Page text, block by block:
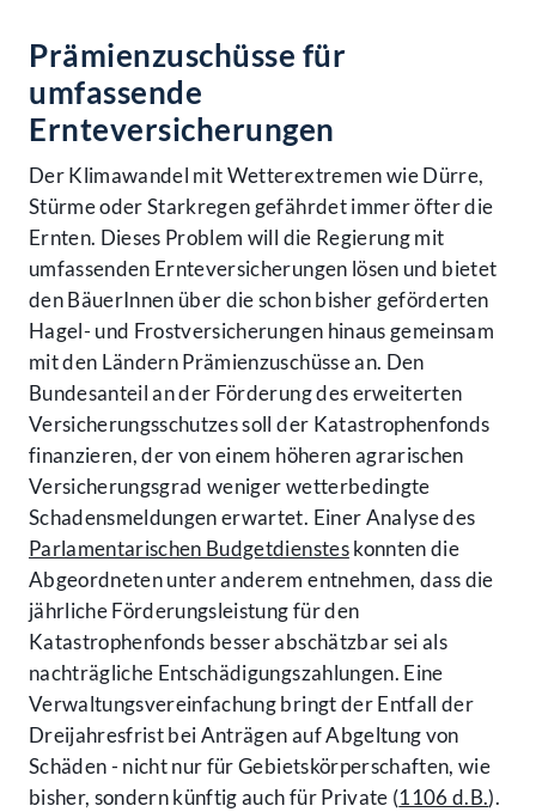
Prämienzuschüsse für
umfassende
Ernteversicherungen
Der Klimawandel mit Wetterextremen wie Dürre,
Stürme oder Starkregen gefährdet immer öfter die
Ernten. Dieses Problem will die Regierung mit
umfassenden Ernteversicherungen lösen und bietet
den BäuerInnen über die schon bisher geförderten
Hagel- und Frostversicherungen hinaus gemeinsam
mit den Ländern Prämienzuschüsse an. Den
Bundesanteil an der Förderung des erweiterten
Versicherungsschutzes soll der Katastrophenfonds
finanzieren, der von einem höheren agrarischen
Versicherungsgrad weniger wetterbedingte
Schadensmeldungen erwartet. Einer Analyse des
Parlamentarischen Budgetdiensteskonnten die
Abgeordneten unter anderem entnehmen, dass die
jährliche Förderungsleistung für den
Katastrophenfonds besser abschätzbar sei als
nachträgliche Entschädigungszahlungen. Eine
Verwaltungsvereinfachung bringt der Entfall der
Dreijahresfrist bei Anträgen auf Abgeltung von
Schäden - nicht nur für Gebietskörperschaften, wie
bisher, sondern künftig auch für Private (1106 d.B.).